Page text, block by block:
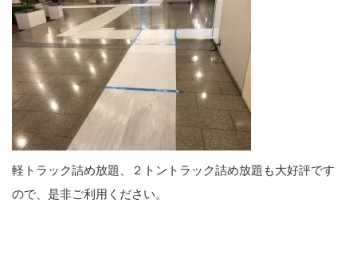
軽トラック詰め放題、２トントラック詰め放題も大好評です
ので、是非ご利用ください。